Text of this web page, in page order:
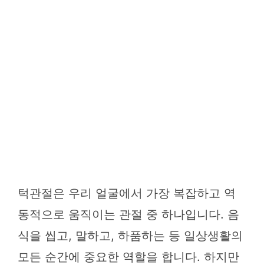
턱관절은 우리 얼굴에서 가장 복잡하고 역
동적으로 움직이는 관절 중 하나입니다. 음
식을 씹고, 말하고, 하품하는 등 일상생활의
모든 순간에 중요한 역할을 합니다. 하지만